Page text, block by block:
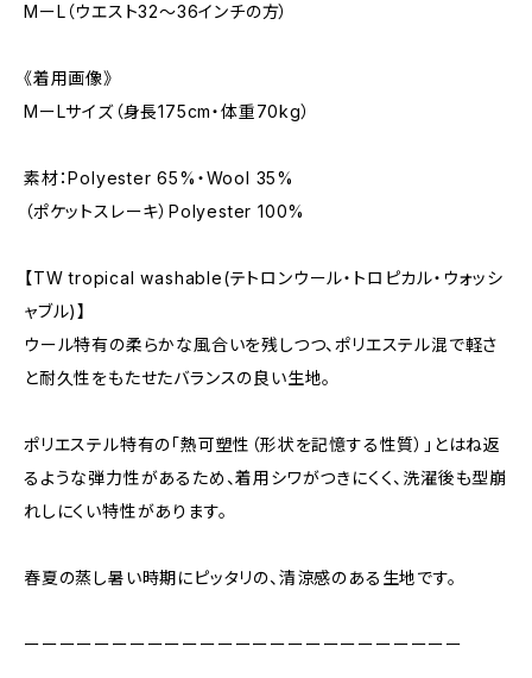
MーL（ウエスト32〜36インチの方）
《着用画像》
MーLサイズ（身長175cm・体重70kg）
素材：Polyester 65%・Wool 35%
（ポケットスレーキ）Polyester 100%
【TW tropical washable(テトロンウール・トロピカル・ウォッシ
ャブル)】
ウール特有の柔らかな風合いを残しつつ、ポリエステル混で軽さ
と耐久性をもたせたバランスの良い生地。
ポリエステル特有の「熱可塑性（形状を記憶する性質）」とはね返
るような弾力性があるため、着用シワがつきにくく、洗濯後も型崩
れしにくい特性があります。
春夏の蒸し暑い時期にピッタリの、清涼感のある生地です。
ーーーーーーーーーーーーーーーーーーーーーーーーー